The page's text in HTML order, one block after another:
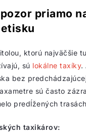
priamo
ktorú najväčšie
sú lokálne taxíky.
bez
sú často
predĺžených
taxikárov: